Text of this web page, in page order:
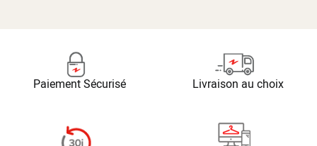
Paiement Sécurisé Livraison au choix